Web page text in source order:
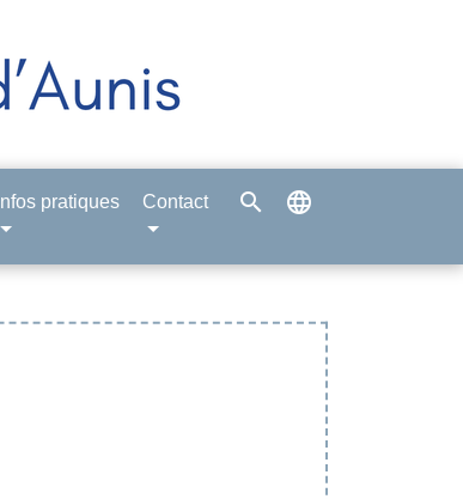
Infos pratiques Contact search language